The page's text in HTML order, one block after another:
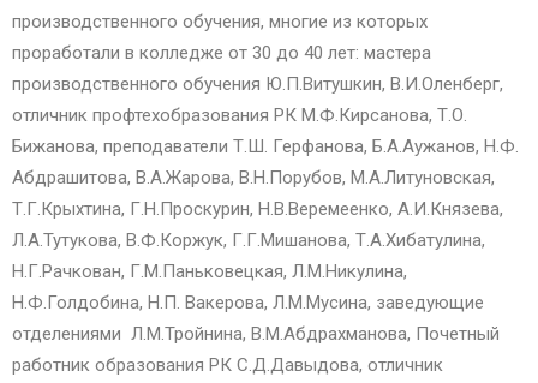
производственного обучения, многие из которых
проработали в колледже от 30 до 40 лет: мастера
производственного обучения Ю.П.Витушкин, В.И.Оленберг,
отличник профтехобразования РК М.Ф.Кирсанова, Т.О.
Бижанова, преподаватели Т.Ш. Герфанова, Б.А.Аужанов, Н.Ф.
Абдрашитова, В.А.Жарова, В.Н.Порубов, М.А.Литуновская,
Т.Г.Крыхтина, Г.Н.Проскурин, Н.В.Веремеенко, А.И.Князева,
Л.А.Тутукова, В.Ф.Коржук, Г.Г.Мишанова, Т.А.Хибатулина,
Н.Г.Рачкован, Г.М.Паньковецкая, Л.М.Никулина,
Н.Ф.Голдобина, Н.П. Вакерова, Л.М.Мусина, заведующие
отделениями Л.М.Тройнина, В.М.Абдрахманова, Почетный
работник образования РК С.Д.Давыдова, отличник